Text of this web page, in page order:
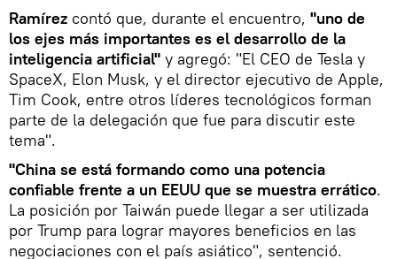
Ramírez contó que, durante el encuentro, "uno de
los ejes más importantes es el desarrollo de la
inteligencia artificial" y agregó: "El CEO de Tesla y
SpaceX, Elon Musk, y el director ejecutivo de Apple,
Tim Cook, entre otros líderes tecnológicos forman
parte de la delegación que fue para discutir este
tema".
"China se está formando como una potencia
confiable frente a un EEUU que se muestra errático.
La posición por Taiwán puede llegar a ser utilizada
por Trump para lograr mayores beneficios en las
negociaciones con el país asiático", sentenció.